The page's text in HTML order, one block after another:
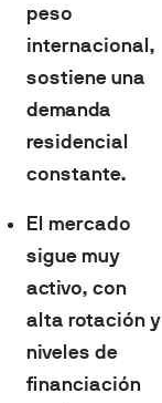
peso
internacional,
sostiene una
demanda
residencial
constante.
El mercado
sigue muy
activo, con
alta rotación y
niveles de
financiación